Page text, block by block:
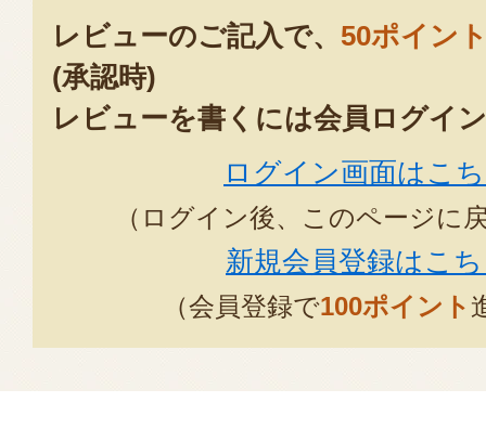
レビューのご記入で、 50ポイン
(承認時)
レビューを書くには会員ログイ
ログイン画面はこ
（ログイン後、このページに
新規会員登録はこ
（会員登録で100ポイント